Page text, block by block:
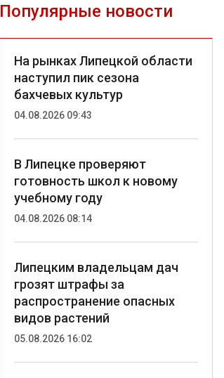
Популярные новости
На рынках Липецкой области
наступил пик сезона
бахчевых культур
04.08.2026 09:43
В Липецке проверяют
готовность школ к новому
учебному году
04.08.2026 08:14
Липецким владельцам дач
грозят штрафы за
распространение опасных
видов растений
05.08.2026 16:02